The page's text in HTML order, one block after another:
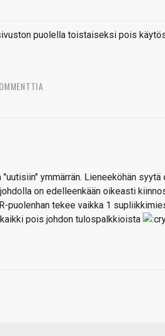
puolella toistaiseksi pois
ymmärrän. Lieneeköhän syytä
on edelleenkään oikeasti
puolenhan tekee vaikka 1
pois johdon tulospalkkioista